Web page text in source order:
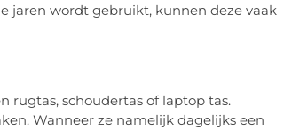
jaren wordt gebruikt, kunnen deze vaak
rugtas, schoudertas of laptop tas.
Wanneer ze namelijk dagelijks een